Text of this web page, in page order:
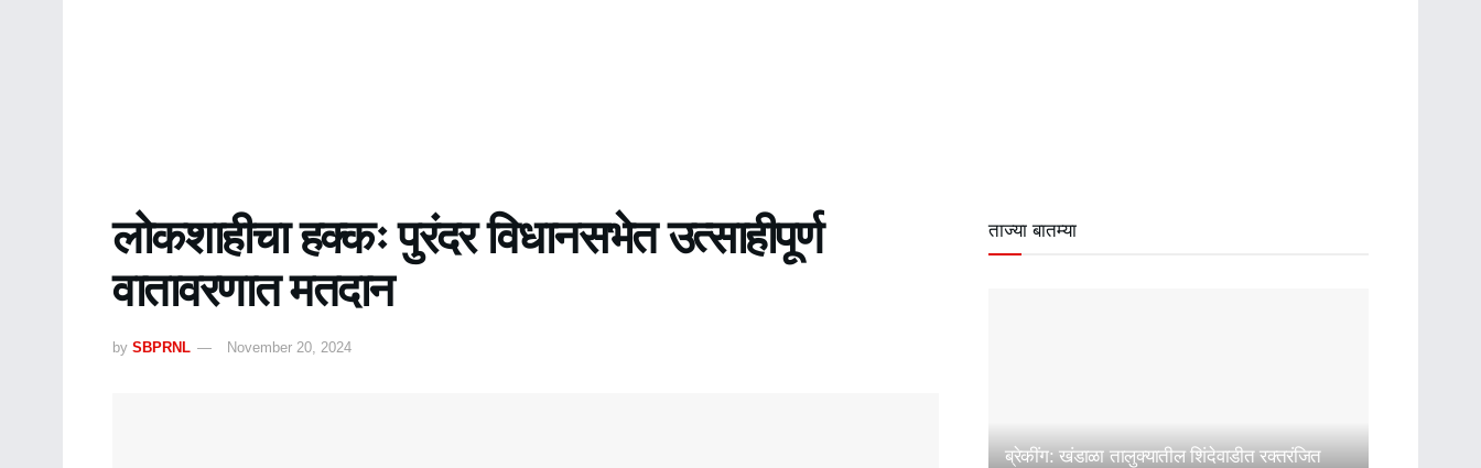
लोकशाहीचा हक्कः पुरंदर विधानसभेत उत्साहीपूर्ण
वातावरणात मतदान
by SBPRNL November 20, 2024
ताज्या बातम्या
ब्रेकींग: खंडाळा तालुक्यातील शिंदेवाडीत रक्तरंजित